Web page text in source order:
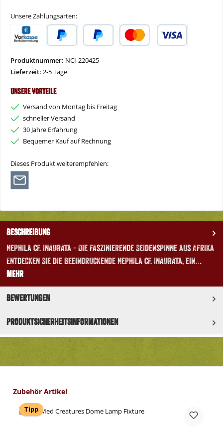
Unsere Zahlungsarten:
Produktnummer: NCI-220425
Lieferzeit: 2-5 Tage
Unsere Vorteile
Versand von Montag bis Freitag
schneller Versand
30 Jahre Erfahrung
Bequemer Kauf auf Rechnung
Dieses Produkt weiterempfehlen:
Beschreibung
Nephila cf. inaurata - Die faszinierende Seidenspinne aus Afrika
Entdecken Sie die beeindruckende Nephila cf. inaurata, ein…
Mehr
Bewertungen
Produktsicherheitsinformationen
Produktgalerie überspringen
Zubehör Artikel
Tipp